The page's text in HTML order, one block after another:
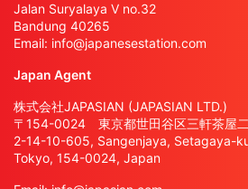
Jalan Suryalaya V no.32
Bandung 40265
Email: info@japanesestation.com
Japan Agent
株式会社JAPASIAN (JAPASIAN LTD.)
〒154-0024 東京都世田谷区三軒茶屋
2-14-10-605, Sangenjaya, Setagaya-
Tokyo, 154-0024, Japan